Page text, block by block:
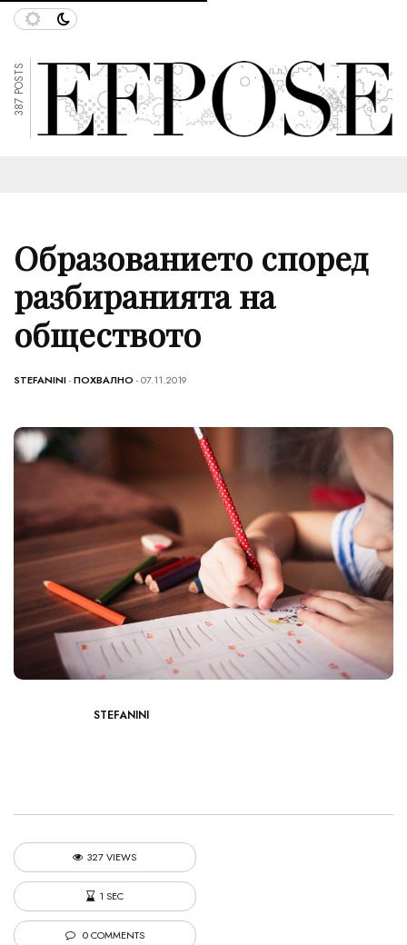
387 POSTS
Образованието според
разбиранията на
обществото
STEFANINI-ПОХВАЛНО - 07.11.2019
STEFANINI
327 VIEWS
1 SEC
0 COMMENTS